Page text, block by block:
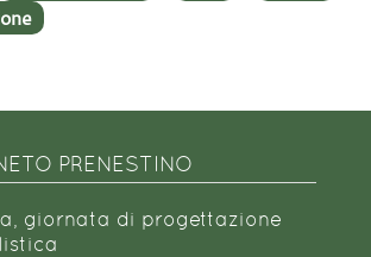
PRENESTINO
giornata di progettazione